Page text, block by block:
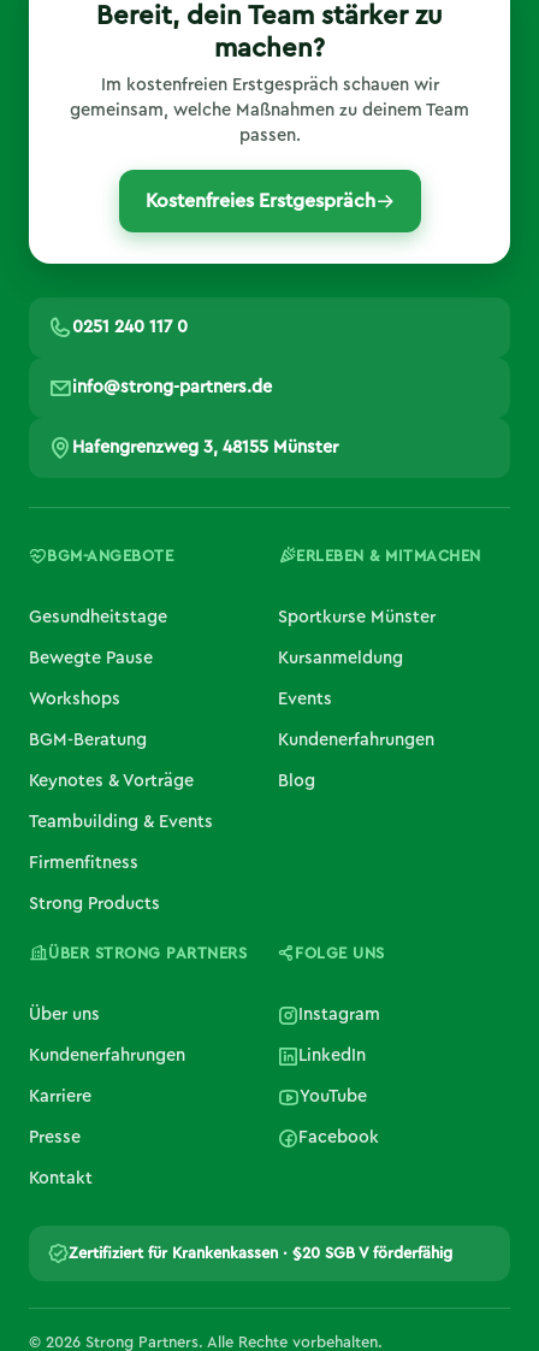
Bereit, dein Team stärker zu
machen?
Im kostenfreien Erstgespräch schauen wir
gemeinsam, welche Maßnahmen zu deinem Team
passen.
Kostenfreies Erstgespräch
0251 240 117 0
info@strong-partners.de
Hafengrenzweg 3, 48155 Münster
BGM-ANGEBOTE
Gesundheitstage
Bewegte Pause
Workshops
BGM-Beratung
Keynotes & Vorträge
Teambuilding & Events
Firmenfitness
Strong Products
ERLEBEN & MITMACHEN
Sportkurse Münster
Kursanmeldung
Events
Kundenerfahrungen
Blog
ÜBER STRONG PARTNERS
Über uns
Kundenerfahrungen
Karriere
Presse
Kontakt
FOLGE UNS
Instagram
LinkedIn
YouTube
Facebook
Zertifiziert für Krankenkassen · §20 SGB V förderfähig
© 2026 Strong Partners. Alle Rechte vorbehalten.